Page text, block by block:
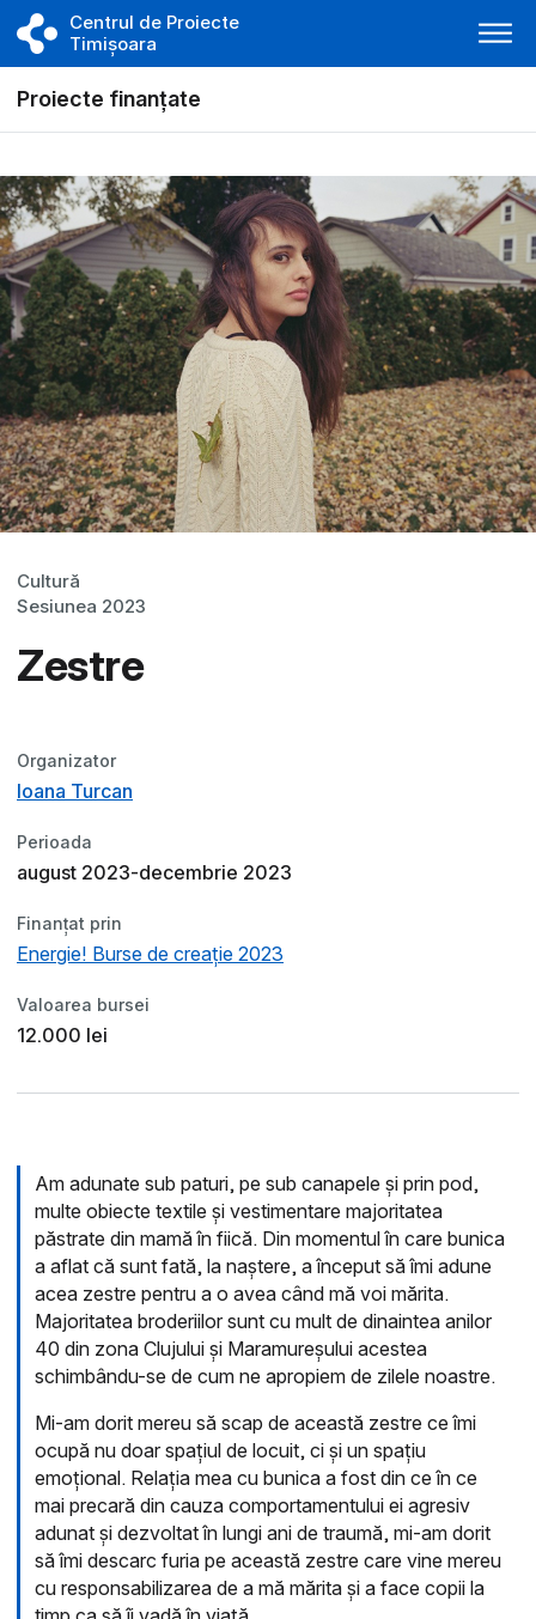
Centrul de Proiecte
Timișoara
Proiecte finanțate
Cultură
Sesiunea 2023
Zestre
Organizator
Ioana Turcan
Perioada
august 2023-decembrie 2023
Finanțat prin
Energie! Burse de creație 2023
Valoarea bursei
12.000 lei
Am adunate sub paturi, pe sub canapele și prin pod,
multe obiecte textile și vestimentare majoritatea
păstrate din mamă în fiică. Din momentul în care bunica
a aflat că sunt fată, la naștere, a început să îmi adune
acea zestre pentru a o avea când mă voi mărita.
Majoritatea broderiilor sunt cu mult de dinaintea anilor
40 din zona Clujului și Maramureșului acestea
schimbându-se de cum ne apropiem de zilele noastre.
Mi-am dorit mereu să scap de această zestre ce îmi
ocupă nu doar spațiul de locuit, ci și un spațiu
emoțional. Relația mea cu bunica a fost din ce în ce
mai precară din cauza comportamentului ei agresiv
adunat și dezvoltat în lungi ani de traumă, mi-am dorit
să îmi descarc furia pe această zestre care vine mereu
cu responsabilizarea de a mă mărita și a face copii la